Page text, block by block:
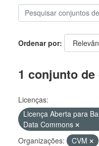
Ordenar por
1 conjunto
Licenças:
Licença Aberta para
Data Commons
Organizações:
CVM